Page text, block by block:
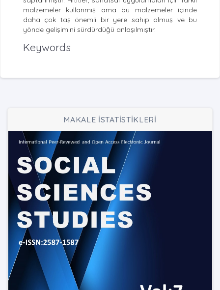
malzemeler kullanmış ama bu malzemeler içinde
daha çok taş önemli bir yere sahip olmuş ve bu
yönde gelişimini sürdürdüğü anlaşılmıştır.
Keywords
MAKALE İSTATİSTİKLERİ